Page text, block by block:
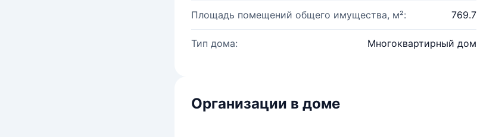
Площадь помещений общего имущества, м²: 769.7
Тип дома: Многоквартирный дом
Организации в доме